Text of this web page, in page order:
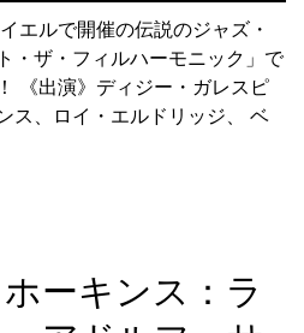
エルで開催の伝説のジャズ・
・ザ・フィルハーモニック」で
《出演》ディジー・ガレスピ
ス、ロイ・エルドリッジ、 ベ
ーキンス：ラ